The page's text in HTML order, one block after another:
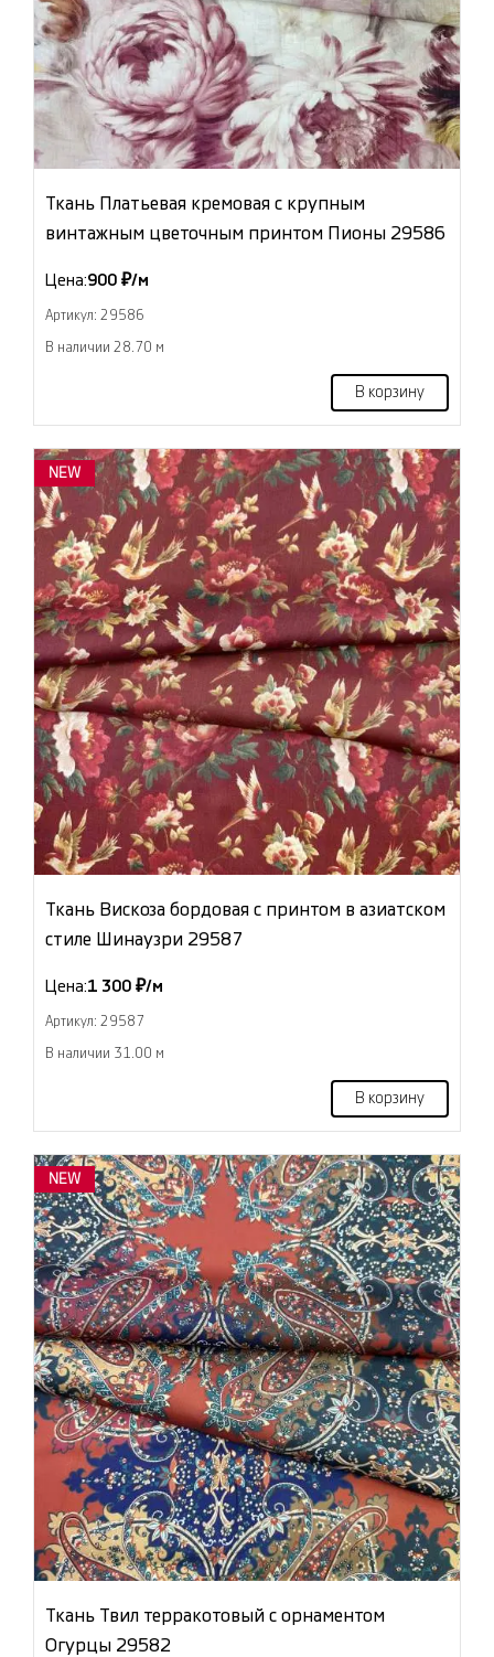
Ткань Платьевая кремовая с крупным
винтажным цветочным принтом Пионы 29586
Цена:900 ₽/м
Артикул: 29586
В наличии 28.70 м
В корзину
NEW
Ткань Вискоза бордовая с принтом в азиатском
стиле Шинаузри 29587
Цена:1 300 ₽/м
Артикул: 29587
В наличии 31.00 м
В корзину
NEW
Ткань Твил терракотовый с орнаментом
Огурцы 29582